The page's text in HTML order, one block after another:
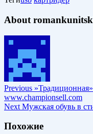
About
Previous
www.championsell.com
Next Мужская обувь в
Похожие